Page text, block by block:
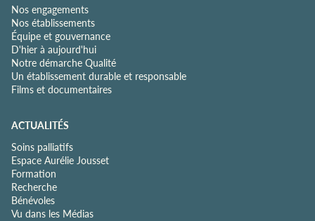
Nos engagements
Nos établissements
Équipe et gouvernance
D'hier à aujourd'hui
Notre démarche Qualité
Un établissement durable et responsable
Films et documentaires
ACTUALITÉS
Soins palliatifs
Espace Aurélie Jousset
Formation
Recherche
Bénévoles
Vu dans les Médias